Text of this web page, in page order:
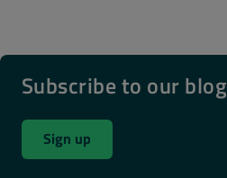
Subscribe to our blog
Sign up